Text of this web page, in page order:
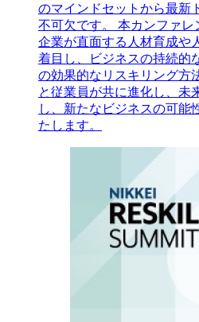
のマインドセットから最新
不可欠です。 本カンファ
企業が直面する人材育成や
着目し、ビジネスの持続的
の効果的なリスキリング方
と従業員が共に進化し、未
し、新たなビジネスの可能
たします。